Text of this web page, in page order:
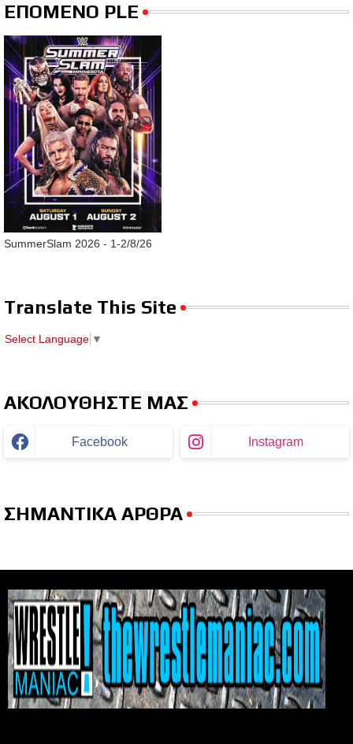
ΕΠΟΜΕΝΟ PLE
SummerSlam 2026 - 1-2/8/26
Translate This Site
Select Language ▼
ΑΚΟΛΟΥΘΗΣΤΕ ΜΑΣ
Facebook Instagram
ΣΗΜΑΝΤΙΚΑ ΑΡΘΡΑ